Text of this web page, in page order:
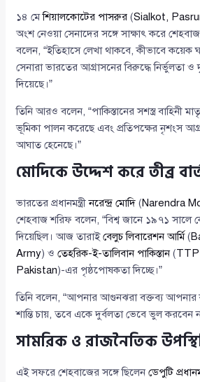
১৪ মেশিয়ালকোটের পাসরুর (Sialkot,
অংশ নেওয়া সেনাদের সঙ্গে সাক্ষাৎ করে
বলেন, “ইতিহাসে লেখা থাকবে, কীভাবে কয়েক
সেনারা ভারতের আগ্রাসনের বিরুদ্ধে নির্ভুলতা ও
দিয়েছে।”
তিনি আরও বলেন, “পাকিস্তানের সশস্ত্র বাহিনী
ভূমিকা পালন করেছে এবং প্রতিপক্ষের নৃশংস
আঘাত হেনেছে।”
মোদিকে উদ্দেশ করে তীব্র
ভারতের প্রধানমন্ত্রীনরেন্দ্র মোদি (Narendra
শেহবাজ শরিফ বলেন, “বিশ্ব জানে ১৯৭১ সালে কে
দিয়েছিল। আজ তারাইবেলুচ লিবারেশন আর্মি(
Army) ওতেহরিক-ই-তালিবান পাকিস্তান(TTP
Pakistan)-এর পৃষ্ঠপোষকতা দিচ্ছে।”
তিনি বলেন, “আপনার আগুনঝরা বক্তব্য আপনার
শান্তি চায়, তবে একে দুর্বলতা ভেবে ভুল করবেন
সামরিক ও রাজনৈতিক
এই সফরে শেহবাজের সঙ্গে ছিলেনডেপুটি